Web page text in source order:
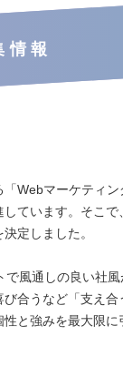
情報
Webマーケティ
ています。そこで
定しました。
風通しの良い社
合うなど「支え
と強みを最大限に